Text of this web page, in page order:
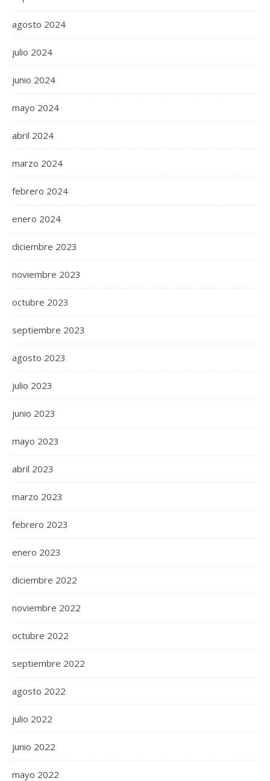
agosto 2024
julio 2024
junio 2024
mayo 2024
abril 2024
marzo 2024
febrero 2024
enero 2024
diciembre 2023
noviembre 2023
octubre 2023
septiembre 2023
agosto 2023
julio 2023
junio 2023
mayo 2023
abril 2023
marzo 2023
febrero 2023
enero 2023
diciembre 2022
noviembre 2022
octubre 2022
septiembre 2022
agosto 2022
julio 2022
junio 2022
mayo 2022